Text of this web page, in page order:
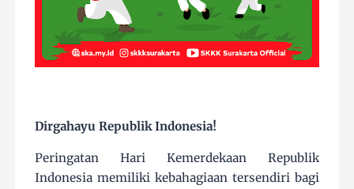
Dirgahayu Republik Indonesia!
Peringatan Hari Kemerdekaan Republik
Indonesia memiliki kebahagiaan tersendiri bagi